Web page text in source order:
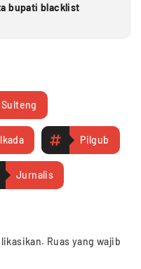
bupati blacklist
Pilgub
Jurnalis
Ruas yang wajib